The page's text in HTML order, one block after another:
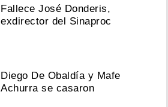
Fallece José Donderis,
exdirector del Sinaproc
Diego De Obaldía y Mafe
Achurra se casaron